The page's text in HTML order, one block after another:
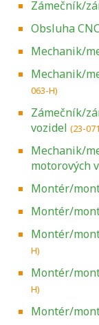
Zámečník/
Obsluha
Mechanik/
Mechanik/
063-H)
Zámečník/
vozidel (23-
Mechanik/
motorových
Montér/
Montér/
Montér/
H)
Montér/
H)
Montér/